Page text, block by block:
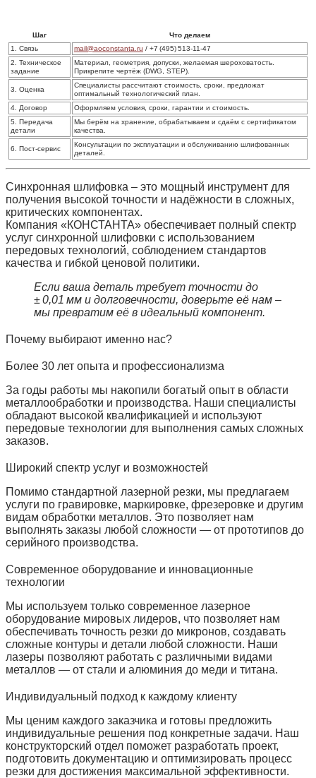
Шаг
Что делаем
1. Связь mail@aoconstanta.ru / +7 (495) 513‑11‑47
2. Техническое
задание
Материал, геометрия, допуски, желаемая шероховатость.
Прикрепите чертёж (DWG, STEP).
3. Оценка
Специалисты рассчитают стоимость, сроки, предложат
оптимальный технологический план.
4. Договор
Оформляем условия, сроки, гарантии и стоимость.
5. Передача
детали
Мы берём на хранение, обрабатываем и сдаём с сертификатом
качества.
6. Пост‑сервис
Консультации по эксплуатации и обслуживанию шлифованных
деталей.
Синхронная шлифовка – это мощный инструмент для
получения высокой точности и надёжности в сложных,
критических компонентах.
Компания «КОНСТАНТА» обеспечивает полный спектр
услуг синхронной шлифовки с использованием
передовых технологий, соблюдением стандартов
качества и гибкой ценовой политики.
Если ваша деталь требует точности до
± 0,01 мм и долговечности, доверьте её нам –
мы превратим её в идеальный компонент.
Почему выбирают именно нас?
Более 30 лет опыта и профессионализма
За годы работы мы накопили богатый опыт в области
металлообработки и производства. Наши специалисты
обладают высокой квалификацией и используют
передовые технологии для выполнения самых сложных
заказов.
Широкий спектр услуг и возможностей
Помимо стандартной лазерной резки, мы предлагаем
услуги по гравировке, маркировке, фрезеровке и другим
видам обработки металлов. Это позволяет нам
выполнять заказы любой сложности — от прототипов до
серийного производства.
Современное оборудование и инновационные
технологии
Мы используем только современное лазерное
оборудование мировых лидеров, что позволяет нам
обеспечивать точность резки до микронов, создавать
сложные контуры и детали любой сложности. Наши
лазеры позволяют работать с различными видами
металлов — от стали и алюминия до меди и титана.
Индивидуальный подход к каждому клиенту
Мы ценим каждого заказчика и готовы предложить
индивидуальные решения под конкретные задачи. Наш
конструкторский отдел поможет разработать проект,
подготовить документацию и оптимизировать процесс
резки для достижения максимальной эффективности.